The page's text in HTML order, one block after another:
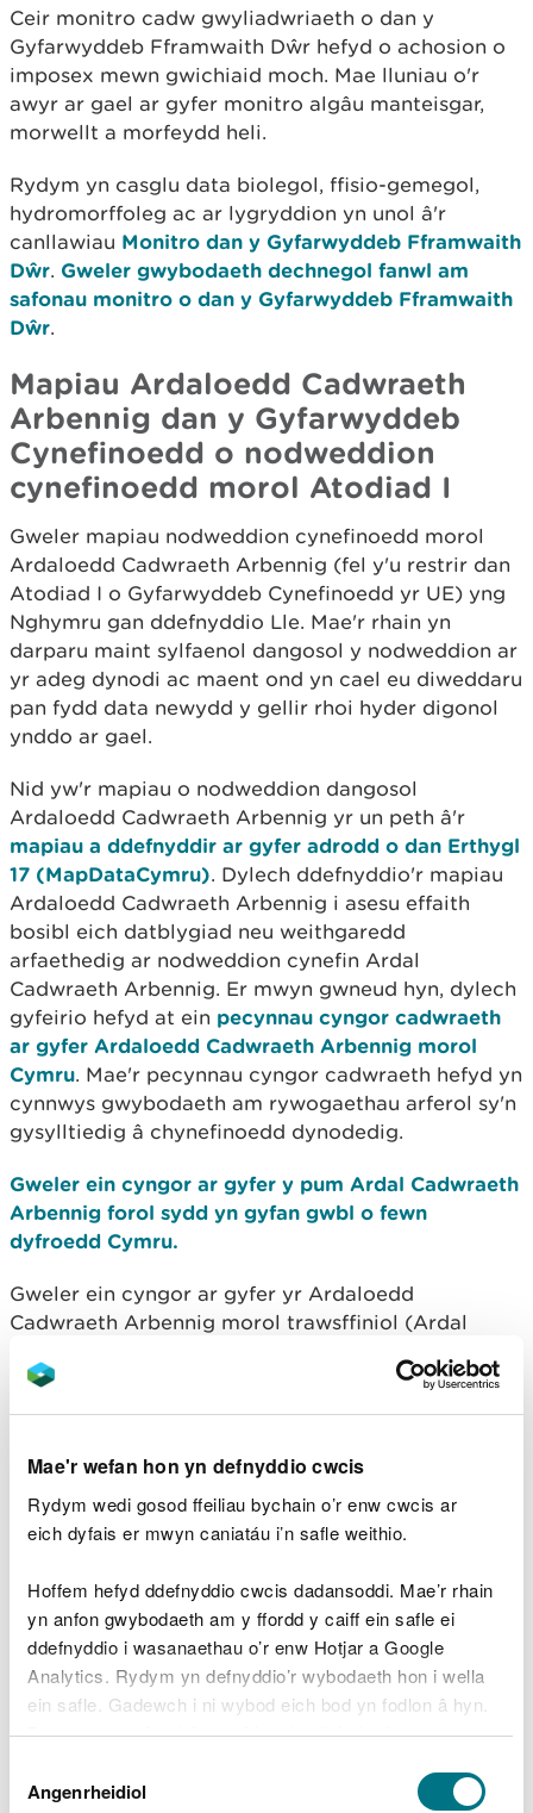
Mae'r wefan hon yn defnyddio cwcis
Rydym wedi gosod ffeiliau bychain o’r enw cwcis ar
eich dyfais er mwyn caniatáu i’n safle weithio.
Hoffem hefyd ddefnyddio cwcis dadansoddi. Mae’r rhain
yn anfon gwybodaeth am y ffordd y caiff ein safle ei
ddefnyddio i wasanaethau o’r enw Hotjar a Google
Analytics. Rydym yn defnyddio’r wybodaeth hon i wella
ein safle. Gadewch i ni wybod eich bod yn fodlon â hyn.
Byddwn yn defnyddio cwci i gadw eich dewis.
Gellirdarllen mwy am ein cwcis cyn i chi ddewis.
Caniatâd
Angenrheidiol
Ceir monitro cadw gwyliadwriaeth o dan y
Gyfarwyddeb Fframwaith Dŵr hefyd o achosion o
imposex mewn gwichiaid moch. Mae lluniau o'r
awyr ar gael ar gyfer monitro algâu manteisgar,
morwellt a morfeydd heli.
Rydym yn casglu data biolegol, ffisio-gemegol,
hydromorffoleg ac ar lygryddion yn unol â'r
canllawiau Monitro dan y Gyfarwyddeb Fframwaith
Dŵr. Gweler gwybodaeth dechnegol fanwl am
safonau monitro o dan y Gyfarwyddeb Fframwaith
Dŵr.
Mapiau Ardaloedd Cadwraeth
Arbennig dan y Gyfarwyddeb
Cynefinoedd o nodweddion
cynefinoedd morol Atodiad I
Gweler mapiau nodweddion cynefinoedd morol
Ardaloedd Cadwraeth Arbennig (fel y'u restrir dan
Atodiad I o Gyfarwyddeb Cynefinoedd yr UE) yng
Nghymru gan ddefnyddio Lle. Mae'r rhain yn
darparu maint sylfaenol dangosol y nodweddion ar
yr adeg dynodi ac maent ond yn cael eu diweddaru
pan fydd data newydd y gellir rhoi hyder digonol
ynddo ar gael.
Nid yw'r mapiau o nodweddion dangosol
Ardaloedd Cadwraeth Arbennig yr un peth â'r
mapiau a ddefnyddir ar gyfer adrodd o dan Erthygl
17 (MapDataCymru). Dylech ddefnyddio'r mapiau
Ardaloedd Cadwraeth Arbennig i asesu effaith
bosibl eich datblygiad neu weithgaredd
arfaethedig ar nodweddion cynefin Ardal
Cadwraeth Arbennig. Er mwyn gwneud hyn, dylech
gyfeirio hefyd at ein pecynnau cyngor cadwraeth
ar gyfer Ardaloedd Cadwraeth Arbennig morol
Cymru. Mae'r pecynnau cyngor cadwraeth hefyd yn
cynnwys gwybodaeth am rywogaethau arferol sy'n
gysylltiedig â chynefinoedd dynodedig.
Gweler ein cyngor ar gyfer y pum Ardal Cadwraeth
Arbennig forol sydd yn gyfan gwbl o fewn
dyfroedd Cymru.
Gweler ein cyngor ar gyfer yr Ardaloedd
Cadwraeth Arbennig morol trawsffiniol (Ardal
Cadwraeth Arbennig Aber Afon Hafren).
cryno o safleoedd ar gyfer yr Ardaloedd
forol) sy'n cynnwys nodweddion morfa helo
Atodiad I (Ardal Cadwraeth Arbennig Morfa Heli
Cynffig.
Mapiau o nodweddion
cynefinoedd ar gyfer adrodd o
dan Erthygl 17 o’r Gyfarwyddeb